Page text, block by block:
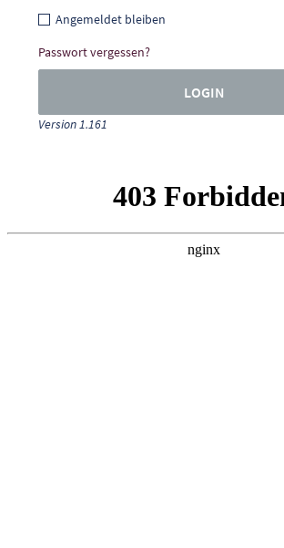
Angemeldet bleiben
Passwort vergessen?
LOGIN
Version 1.161